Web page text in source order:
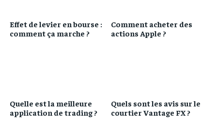
Effet de levier en bourse :
comment ça marche ?
Comment acheter des
actions Apple ?
Quelle est la meilleure
application de trading ?
Quels sont les avis sur le
courtier Vantage FX ?